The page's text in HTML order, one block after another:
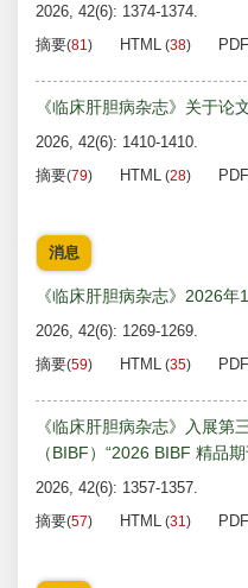
2026, 42(6): 1374-1374.
摘要(81) HTML (38)
《临床肝胆病杂志》关于论
2026, 42(6): 1410-1410.
摘要(79) HTML (28)
消息
《临床肝胆病杂志》2026
2026, 42(6): 1269-1269.
摘要(59) HTML (35)
《临床肝胆病杂志》入展第
（BIBF）“2026 BIBF 精品
2026, 42(6): 1357-1357.
摘要(57) HTML (31)